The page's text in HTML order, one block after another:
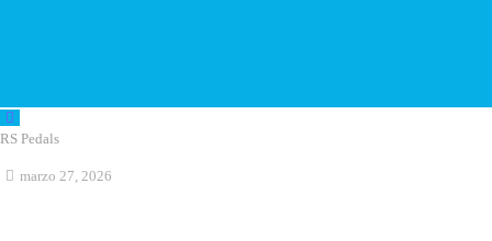
RS Pedals
marzo 27, 2026